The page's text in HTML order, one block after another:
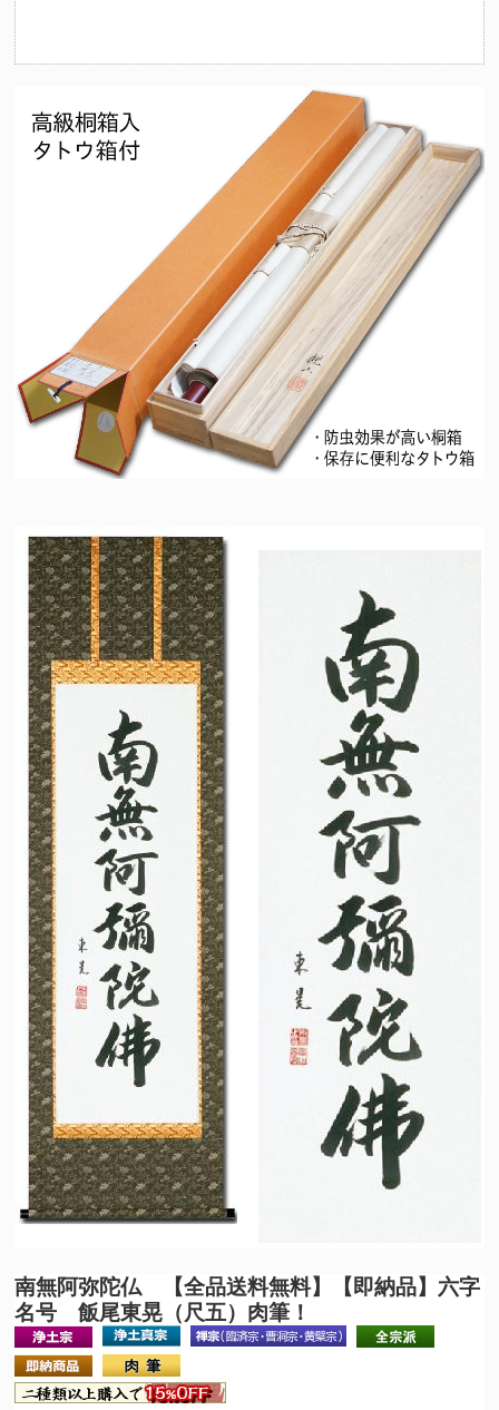
南無阿弥陀仏 【全品送料無料】
【即納品】六字
名号 飯尾東晃（尺五）肉筆！